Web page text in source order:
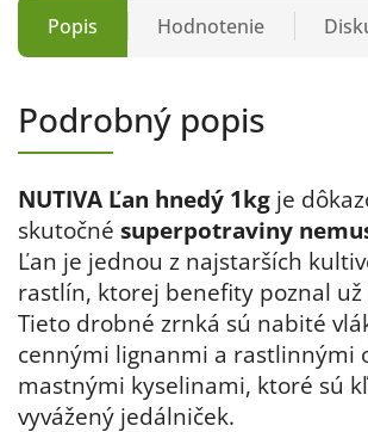
Popis Hodnotenie
Podrobný popis
NUTIVA Ľan hnedý 1kg je
skutočné superpotraviny
Ľan je jednou z najstarších
rastlín, ktorej benefity poznal
Tieto drobné zrnká sú nabité
cennými lignanmi a rastlinnými
mastnými kyselinami, ktoré sú
vyvážený jedálniček.